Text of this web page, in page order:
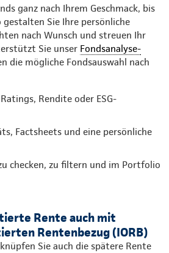
ganz nach Ihrem Geschmack, bis
gestalten Sie Ihre persönliche
nach Wunsch und streuen Ihr
Sie unser Fondsanalyse-
die mögliche Fondsauswahl nach
Rendite oder ESG-
Factsheets und eine persönliche
checken, zu filtern und im Portfolio
Rente auch mit
Rentenbezug (IORB)
Sie auch die spätere Rente